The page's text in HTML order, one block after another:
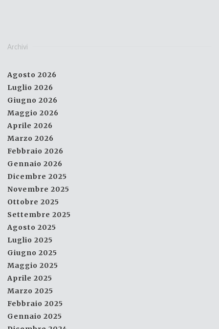
Archivi
Agosto 2026
Luglio 2026
Giugno 2026
Maggio 2026
Aprile 2026
Marzo 2026
Febbraio 2026
Gennaio 2026
Dicembre 2025
Novembre 2025
Ottobre 2025
Settembre 2025
Agosto 2025
Luglio 2025
Giugno 2025
Maggio 2025
Aprile 2025
Marzo 2025
Febbraio 2025
Gennaio 2025